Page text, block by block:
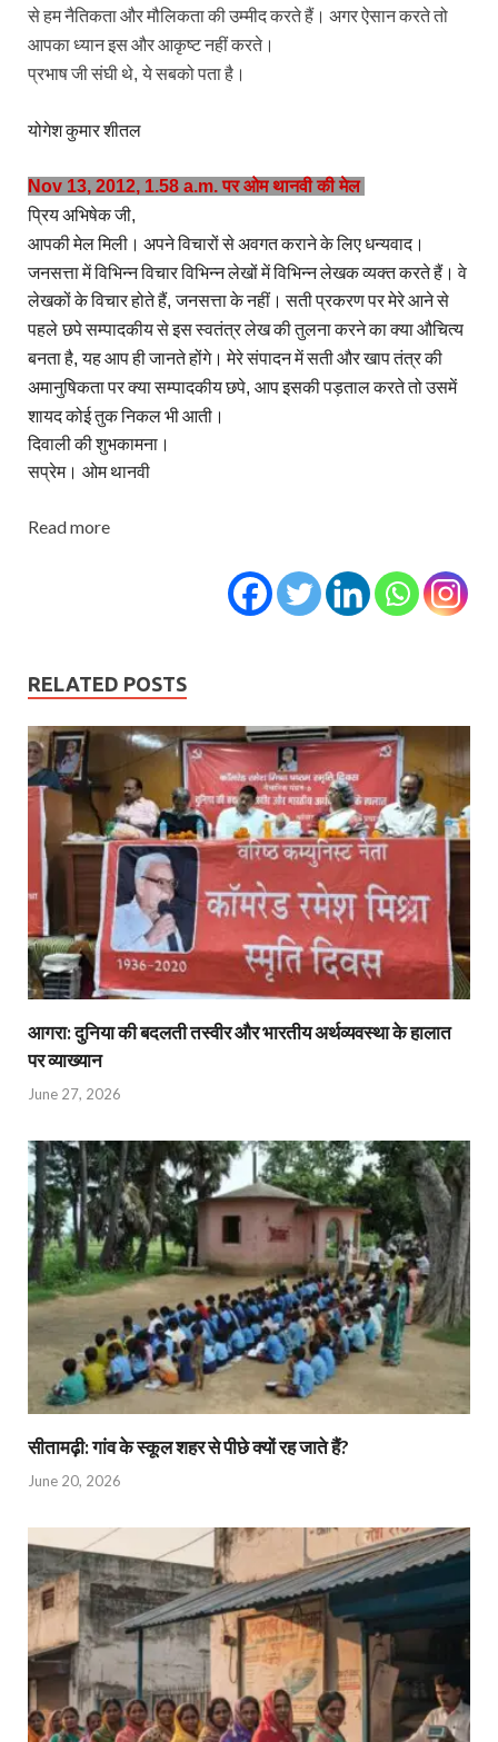
से हम नैतिकता और मौलिकता की उम्मीद करते हैं। अगर ऐसान करते तो
आपका ध्यान इस और आकृष्ट नहीं करते।
प्रभाष जी संघी थे,ये सबको पता है।
योगेश कुमार शीतल
Nov 13, 2012, 1.58 a.m. पर ओम थानवी की मेल
प्रिय अभिषेक जी,
आपकी मेल मिली। अपने विचारों से अवगत कराने के लिए धन्यवाद।
जनसत्ता में विभिन्न विचार विभिन्न लेखों में विभिन्न लेखक व्यक्त करते हैं। वे
लेखकों के विचार होते हैं,जनसत्ता के नहीं। सती प्रकरण पर मेरे आने से
पहले छपे सम्पादकीय से इस स्वतंत्र लेख की तुलना करने का क्या औचित्य
बनता है,यह आप ही जानते होंगे। मेरे संपादन में सती और खाप तंत्र की
अमानुषिकता पर क्या सम्पादकीय छपे, आप इसकी पड़ताल करते तो उसमें
शायद कोई तुक निकल भी आती।
दिवाली की शुभकामना।
सप्रेम। ओम थानवी
Read more
RELATED POSTS
आगरा: दुनिया की बदलती तस्वीर और भारतीय अर्थव्यवस्था के हालात
पर व्याख्यान
June 27, 2026
सीतामढ़ी: गांव के स्कूल शहर से पीछे क्यों रह जाते हैं?
June 20, 2026